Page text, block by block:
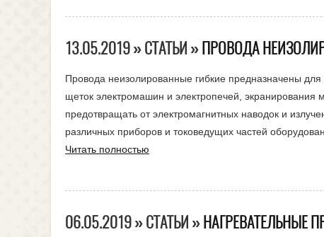
13.05.2019 » СТАТЬИ »ПРОВОДА
Провода неизолированные гибкие предназначены
щеток электромашин и электропечей,
предотвращать от электромагнитных наводок и
различных приборов и токоведущих частей
Читать полностью
06.05.2019 » СТАТЬИ »НАГРЕВАТЕЛЬНЫЕ